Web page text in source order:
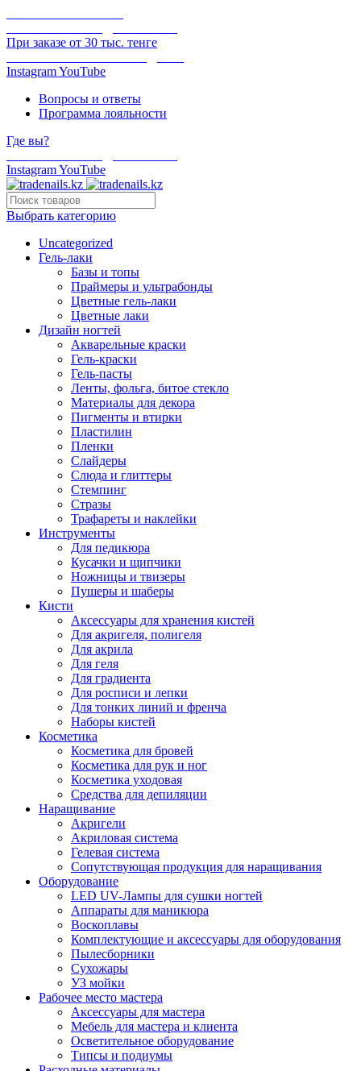
При заказе от 30 тыс. тенге
InstagramYouTube
Вопросы и ответы
Программа лояльности
Где вы?
InstagramYouTube
Выбрать категорию
Uncategorized
Гель-лаки
Базы и топы
Праймеры и ультрабонды
Цветные гель-лаки
Цветные лаки
Дизайн ногтей
Акварельные краски
Гель-краски
Гель-пасты
Ленты, фольга, битое стекло
Материалы для декора
Пигменты и втирки
Пластилин
Пленки
Слайдеры
Слюда и глиттеры
Стемпинг
Стразы
Трафареты и наклейки
Инструменты
Для педикюра
Кусачки и щипчики
Ножницы и твизеры
Пушеры и шаберы
Кисти
Аксессуары для хранения кистей
Для акригеля, полигеля
Для акрила
Для геля
Для градиента
Для росписи и лепки
Для тонких линий и френча
Наборы кистей
Косметика
Косметика для бровей
Косметика для рук и ног
Косметика уходовая
Средства для депиляции
Наращивание
Акригели
Акриловая система
Гелевая система
Сопутствующая продукция для наращивания
Оборудование
LED UV-Лампы для сушки ногтей
Аппараты для маникюра
Воскоплавы
Комплектующие и аксессуары для оборудования
Пылесборники
Сухожары
УЗ мойки
Рабочее место мастера
Аксессуары для мастера
Мебель для мастера и клиента
Осветительное оборудование
Типсы и подиумы